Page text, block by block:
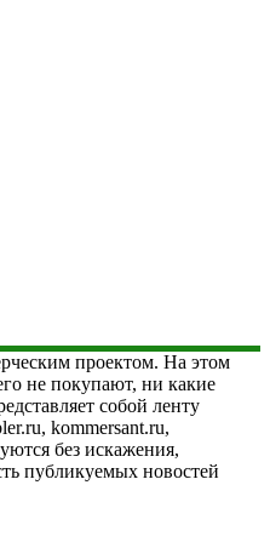
проектом. На этом
не покупают, ни какие
собой ленту
kommersant.ru,
без искажения,
публикуемых новостей